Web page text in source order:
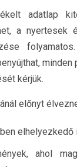
adatlap
a nyertesek
minden
kérjük.
előnyt
elhelyezkedő
ahol